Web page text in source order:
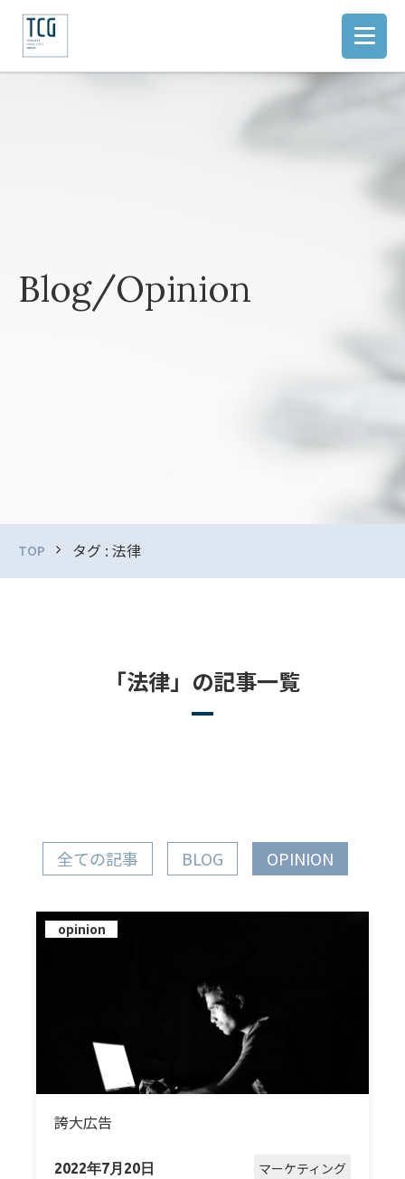
Blog/Opinion
TOP タグ : 法律
「法律」の記事一覧
全ての記事 BLOG OPINION
opinion
誇大広告
2022年7月20日 マーケティング